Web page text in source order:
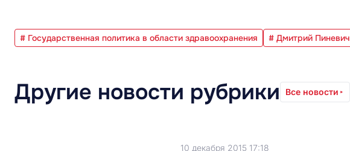
# Государственная политика в области здравоохранения # Дмитрий Пиневич
Другие новости рубрики Все новости
10 декабря 2015 17:18